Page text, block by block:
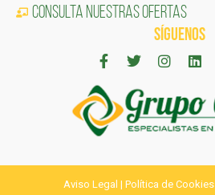
CONSULTA NUESTRAS OFERTAS
SÍGUENOS
Aviso Legal | Política de Cookies